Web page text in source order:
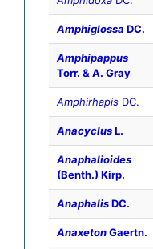
Amphiglossa DC.
Amphipappus
Torr. & A. Gray
Amphirhapis DC.
AnacyclusL.
Anaphalioides
(Benth.) Kirp.
AnaphalisDC.
AnaxetonGaertn.